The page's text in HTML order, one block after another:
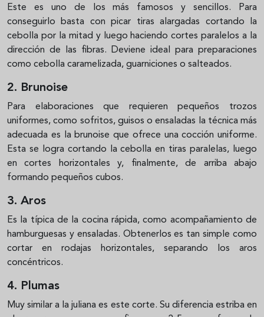
Este es uno de los más famosos y sencillos. Para
conseguirlo basta con picar tiras alargadas cortando la
cebolla por la mitad y luego haciendo cortes paralelos a la
dirección de las fibras. Deviene ideal para preparaciones
como cebolla caramelizada, guarniciones o salteados.
2. Brunoise
Para elaboraciones que requieren pequeños trozos
uniformes, como sofritos, guisos o ensaladas la técnica más
adecuada es la brunoise que ofrece una cocción uniforme.
Esta se logra cortando la cebolla en tiras paralelas, luego
en cortes horizontales y, finalmente, de arriba abajo
formando pequeños cubos.
3. Aros
Es la típica de la cocina rápida, como acompañamiento de
hamburguesas y ensaladas. Obtenerlos es tan simple como
cortar en rodajas horizontales, separando los aros
concéntricos.
4. Plumas
Muy similar a la juliana es este corte. Su diferencia estriba en